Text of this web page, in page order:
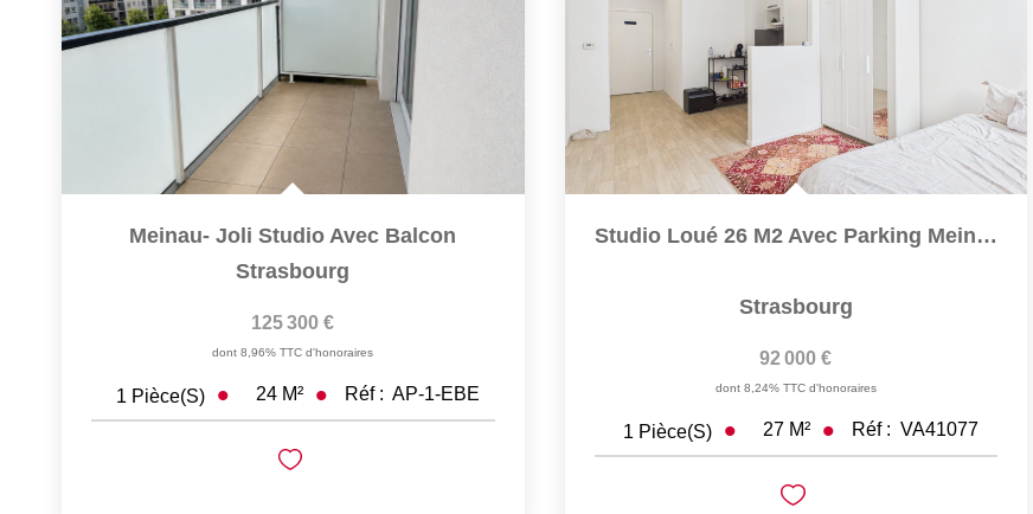
Meinau- Joli Studio Avec Balcon
Strasbourg
125 300 €
dont 8,96% TTC d'honoraires
1 Pièce(s) 24 M² Réf : AP-1-EBE
Studio Loué 26 M2 Avec Parking Meinau
Strasbourg
92 000 €
dont 8,24% TTC d'honoraires
1 Pièce(s) 27 M² Réf : VA41077